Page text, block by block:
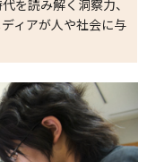
を読み解く洞察力、
ィアが人や社会に与